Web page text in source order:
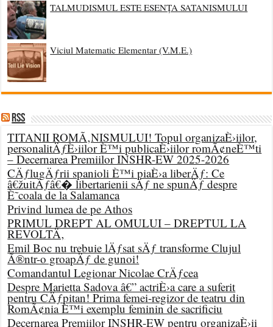
TALMUDISMUL ESTE ESENȚA SATANISMULUI
Viciul Matematic Elementar (V.M.E.)
RSS
TITANII ROMÃ‚NISMULUI! Topul organizaÈ›iilor,
personalitÄƒÈ›iilor È™i publicaÈ›iilor romÃ¢neÈ™ti
– Decernarea Premiilor INSHR-EW 2025-2026
CÄƒlugÄƒrii spanioli È™i piaÈ›a liberÄƒ: Ce
â€žuitÄƒâ€� libertarienii sÄƒ ne spunÄƒ despre
È˜coala de la Salamanca
Privind lumea de pe Athos
PRIMUL DREPT AL OMULUI – DREPTUL LA
REVOLTÄ‚
Emil Boc nu trebuie lÄƒsat sÄƒ transforme Clujul
Ã®ntr-o groapÄƒ de gunoi!
Comandantul Legionar Nicolae CrÄƒcea
Despre Marietta Sadova â€” actriÈ›a care a suferit
pentru CÄƒpitan! Prima femei-regizor de teatru din
RomÃ¢nia È™i exemplu feminin de sacrificiu
Decernarea Premiilor INSHR-EW pentru organizaÈ›ii